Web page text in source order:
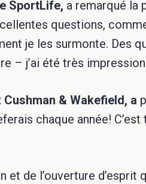
SportLife, a remarqué la
questions,
je les surmonte. Des
– j’ai été très
& Wakefield, a
chaque année!
de l’ouverture d’esprit